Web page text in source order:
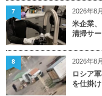
2026年8
米企業
清掃サ
7
2026年8
ロシア
を仕掛け
8